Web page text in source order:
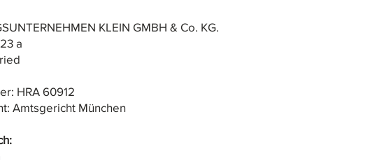
KLEIN GMBH & Co. KG.
a
HRA 60912
Amtsgericht München